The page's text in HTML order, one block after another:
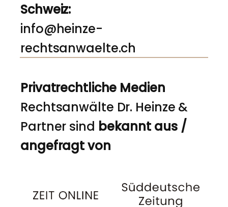
Schweiz:
info@heinze-
rechtsanwaelte.ch
Privatrechtliche Medien
Rechtsanwälte Dr. Heinze &
Partner sind bekannt aus /
angefragt von